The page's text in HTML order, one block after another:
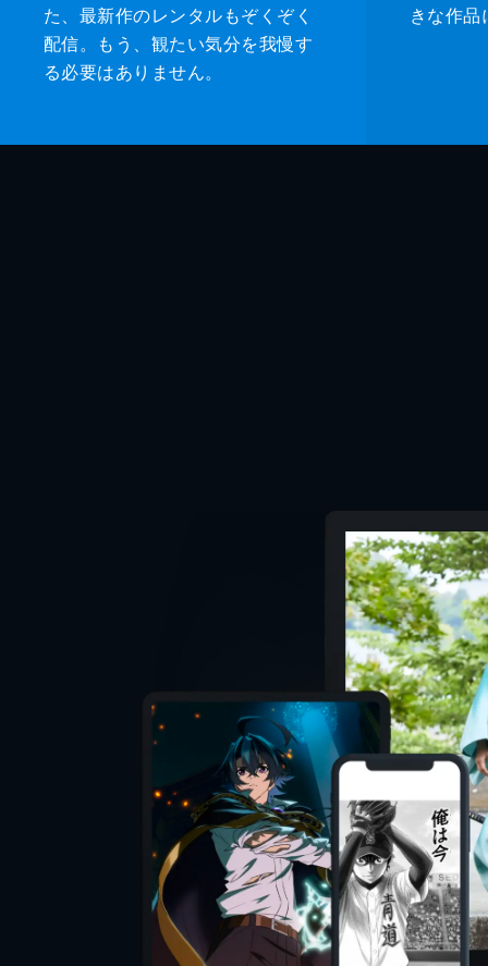
た、最新作のレンタルもぞくぞく
配信。もう、観たい気分を我慢す
る必要はありません。
きな作